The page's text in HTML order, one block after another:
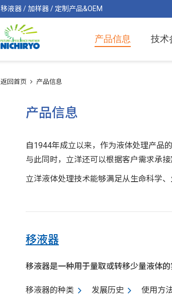
移液器 / 加样器 / 定制产品&OEM
产品信息 技术
返回首页 产品信息
产品信息
自1944年成立以来，作为液体处理产品
与此同时，立洋还可以根据客户需求承接
立洋液体处理技术能够满足从生命科学
移液器
移液器是一种用于量取或转移少量液体
移液器的种类 发展历史 使用方